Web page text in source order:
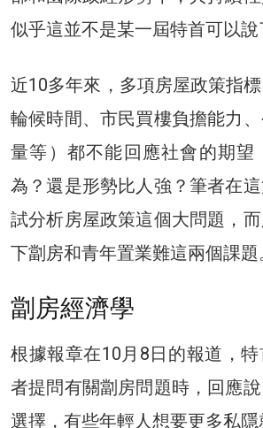
似乎這並不是某一屆特首可以說
近10多年來，多項房屋政策指
輪候時間、市民買樓負擔能力
量等）都不能回應社會的期望
為？還是形勢比人強？筆者在
試分析房屋政策這個大問題，
下劏房和青年置業難這兩個課題
劏房經濟學
根據報章在10月8日的報道，
者提問有關劏房問題時，回應
選擇，有些年輕人想要更多私